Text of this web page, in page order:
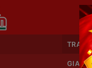
GIA